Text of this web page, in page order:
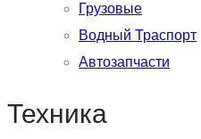
Грузовые
Водный Траспорт
Автозапчасти
Техника